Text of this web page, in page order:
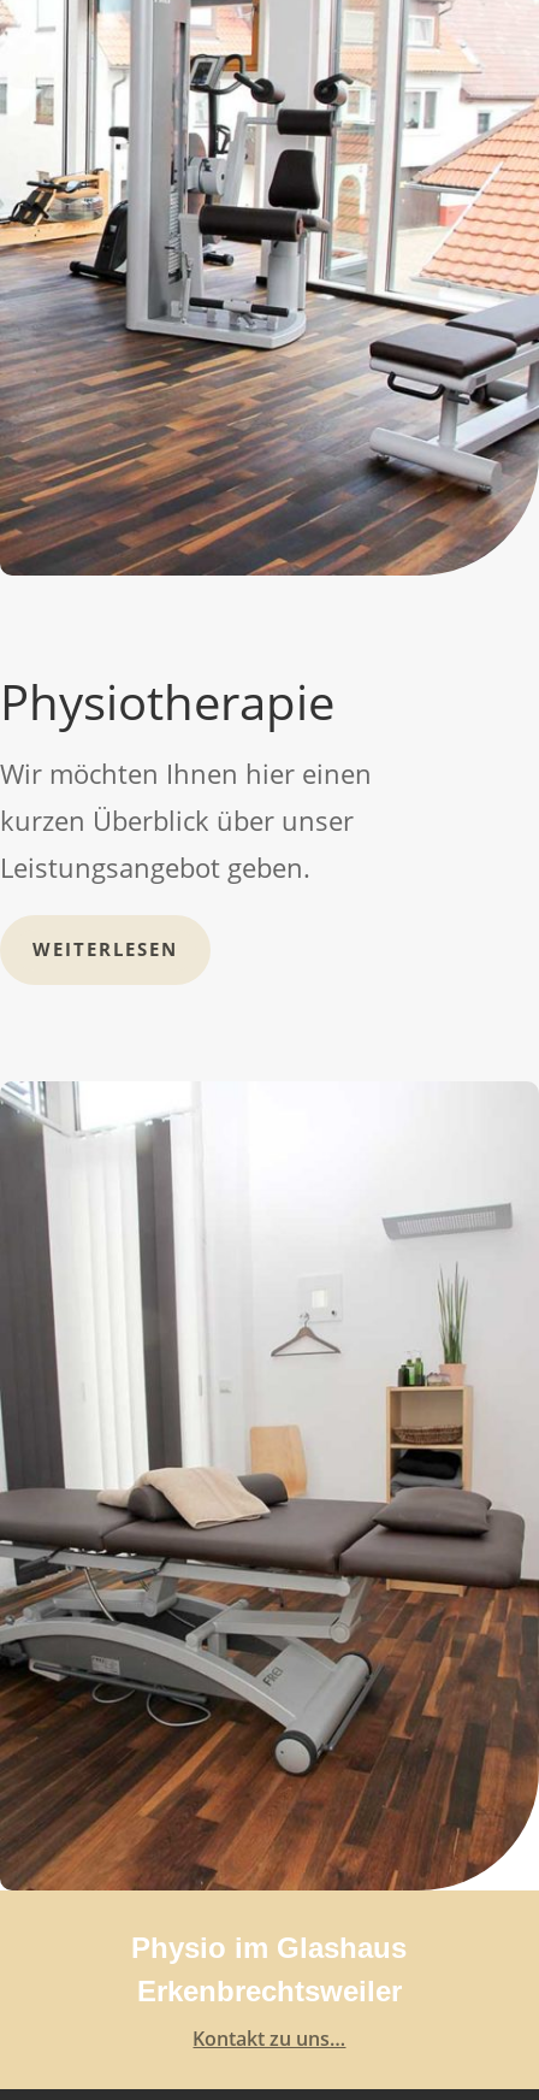
Physiotherapie
Wir möchten Ihnen hier einen
kurzen Überblick über unser
Leistungsangebot geben.
WEITERLESEN
Physio im Glashaus
Erkenbrechtsweiler
Kontakt zu uns…